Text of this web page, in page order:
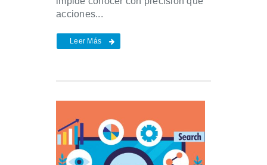
acciones...
Leer Más